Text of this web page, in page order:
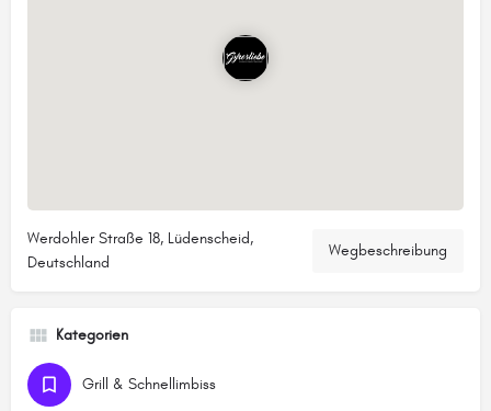
Werdohler Straße 18, Lüdenscheid,
Deutschland
Wegbeschreibung
Kategorien
Grill & Schnellimbiss